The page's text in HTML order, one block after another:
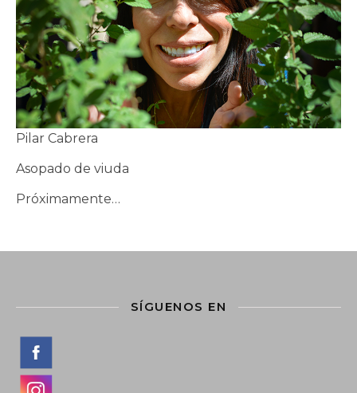
Pilar Cabrera
Asopado de viuda
Próximamente…
SÍGUENOS EN